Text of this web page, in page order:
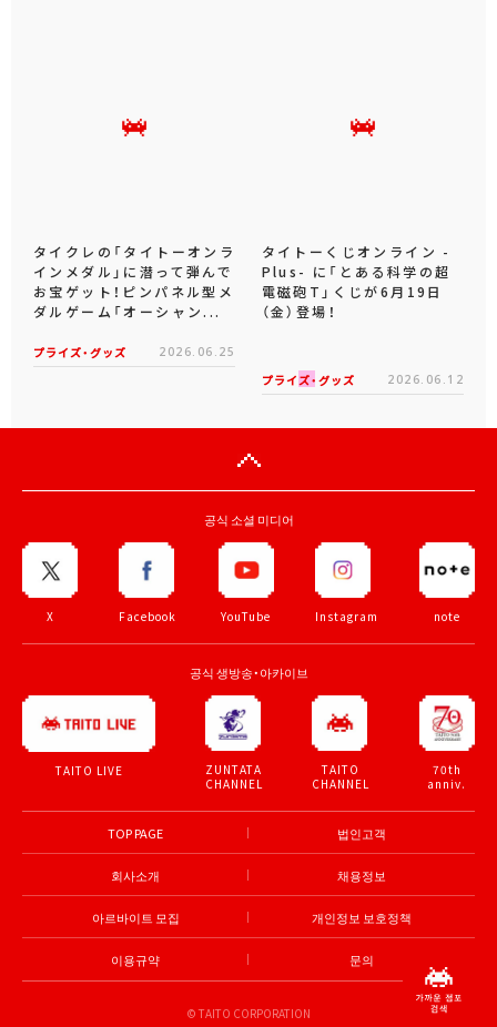
タイクレの「タイトーオンラ
インメダル」に潜って弾んで
お宝ゲット！ピンパネル型メ
ダルゲーム「オーシャン...
プライズ・グッズ 2026.06.25
タイトーくじオンライン -
Plus- に「とある科学の超
電磁砲T」くじが6月19日
（金）登場！
プライズ・グッズ 2026.06.12
공식 소셜 미디어
X Facebook YouTube Instagram note
공식 생방송・아카이브
TAITO LIVE
ZUNTATA
CHANNEL
TAITO
CHANNEL
70th
anniv.
TOP PAGE 법인고객
회사소개 채용정보
아르바이트 모집 개인정보 보호정책
이용규약 문의
© TAITO CORPORATION